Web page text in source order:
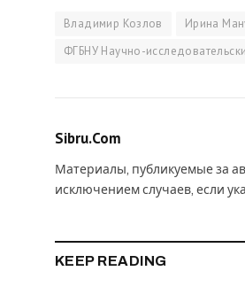
Владимир Козлов
Ирина
ФГБНУ Научно-
Sibru.Com
Материалы, публикуемые за
исключением случаев, если
KEEP READING